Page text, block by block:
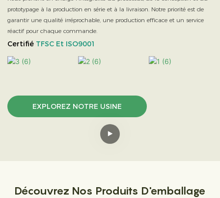
prototypage à la production en série et à la livraison. Notre priorité est de
garantir une qualité irréprochable, une production efficace et un service
réactif pour chaque commande.
Certifié TFSC Et ISO9001
EXPLOREZ NOTRE USINE
Découvrez Nos Produits D'emballage